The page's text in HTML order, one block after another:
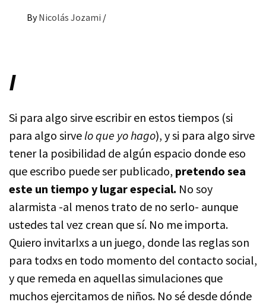
By Nicolás Jozami /
I
Si para algo sirve escribir en estos tiempos (si
para algo sirve lo que yo hago), y si para algo sirve
tener la posibilidad de algún espacio donde eso
que escribo puede ser publicado, pretendo sea
este un tiempo y lugar especial. No soy
alarmista -al menos trato de no serlo- aunque
ustedes tal vez crean que sí. No me importa.
Quiero invitarlxs a un juego, donde las reglas son
para todxs en todo momento del contacto social,
y que remeda en aquellas simulaciones que
muchos ejercitamos de niños. No sé desde dónde